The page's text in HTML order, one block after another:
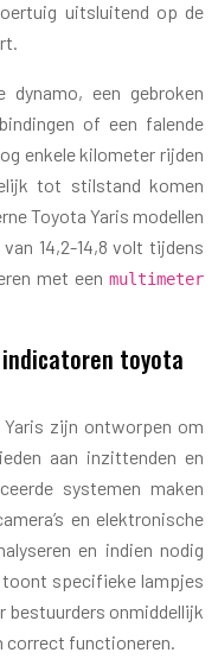
uitsluitend op de
dynamo, een gebroken
of een falende
enkele kilometer rijden
tot stilstand komen
Toyota Yaris modellen
14,2-14,8 volt tijdens
met een multimeter
toyota
zijn ontworpen om
aan inzittenden en
systemen maken
en elektronische
en indien nodig
toont specifieke lampjes
bestuurders onmiddellijk
correct functioneren.